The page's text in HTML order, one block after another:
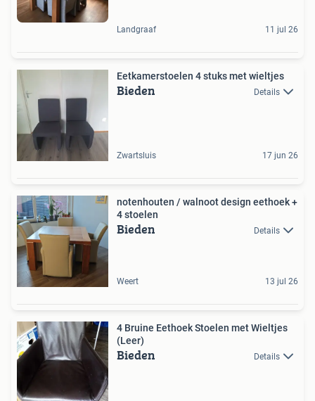
Landgraaf 11 jul 26
Eetkamerstoelen 4 stuks met wieltjes
Bieden Details
Zwartsluis 17 jun 26
notenhouten / walnoot design eethoek +
4 stoelen
Bieden Details
Weert 13 jul 26
4 Bruine Eethoek Stoelen met Wieltjes
(Leer)
Bieden Details